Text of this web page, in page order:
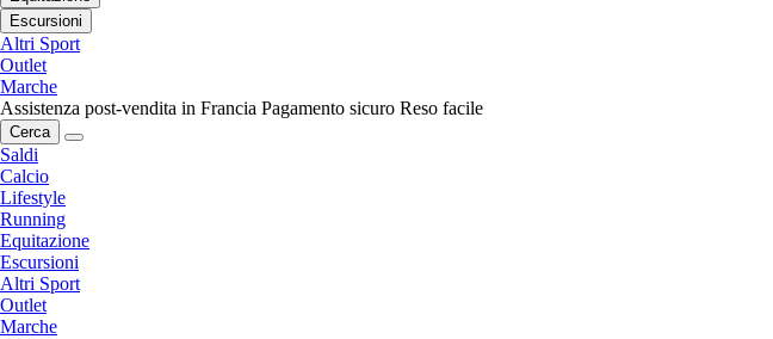
Escursioni
Altri Sport
Outlet
Marche
Assistenza post-vendita in Francia Pagamento sicuro Reso facile
Cerca
Saldi
Calcio
Lifestyle
Running
Equitazione
Escursioni
Altri Sport
Outlet
Marche